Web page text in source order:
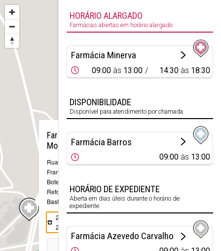
Farmácia
Moutinho
Rua Dr.
Francisco
Botelho, 175
Refojos de
Basto
253 662
247
09:00
HORÁRIO ALARGADO
Farmácias abertas em horário alargado
Farmácia Minerva
09:00 às 13:00 14:30 às 18:30
DISPONIBILIDADE
Disponível para atendimento por chamada
Farmácia Barros
09:00 às 13:00
HORÁRIO DE EXPEDIENTE
Aberta em dias úteis durante o horário de
expediente
Farmácia Azevedo Carvalho